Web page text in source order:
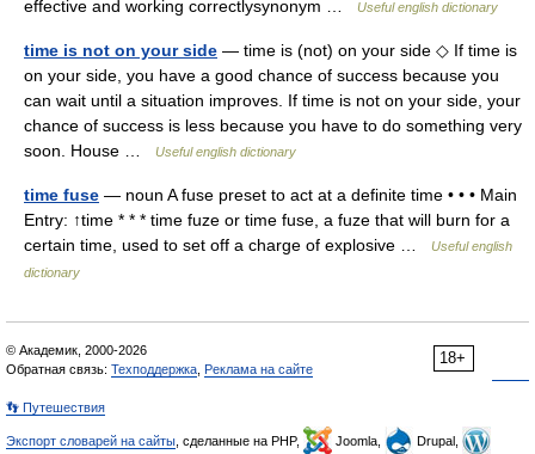
effective and working correctlysynonym …
Useful english dictionary
time is not on your side — time is (not) on your side ◇ If time is
on your side, you have a good chance of success because you
can wait until a situation improves. If time is not on your side, your
chance of success is less because you have to do something very
soon. House …
Useful english dictionary
time fuse — noun A fuse preset to act at a definite time • • • Main
Entry: ↑time * * * time fuze or time fuse, a fuze that will burn for a
certain time, used to set off a charge of explosive …
Useful english
dictionary
18+
© Академик, 2000-2026
Обратная связь: Техподдержка Реклама на сайте
👣 Путешествия
Экспорт словарей на сайты , сделанные на PHP, Joomla,
Drupal,